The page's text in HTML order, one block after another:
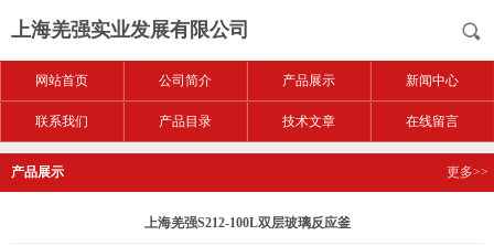
上海羌强实业发展有限公司
网站首页 公司简介 产品展示 新闻中心
联系我们 产品目录 技术文章 在线留言
产品展示 更多>>
上海羌强S212-100L双层玻璃反应釜